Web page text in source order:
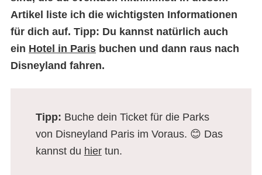
Artikel liste ich die wichtigsten Informationen
für dich auf. Tipp: Du kannst natürlich auch
ein Hotel in Paris buchen und dann raus nach
Disneyland fahren.
Tipp: Buche dein Ticket für die Parks
von Disneyland Paris im Voraus. 😊 Das
kannst du hiertun.